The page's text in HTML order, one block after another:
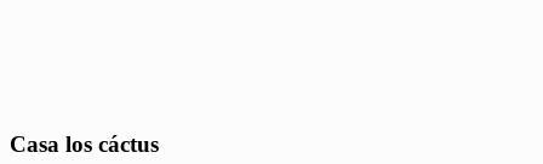
Casa los cáctus